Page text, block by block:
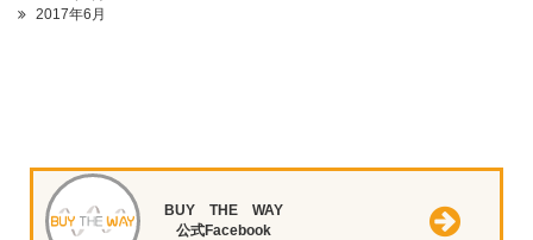
2017年6月
BUY THE WAY
公式Facebook